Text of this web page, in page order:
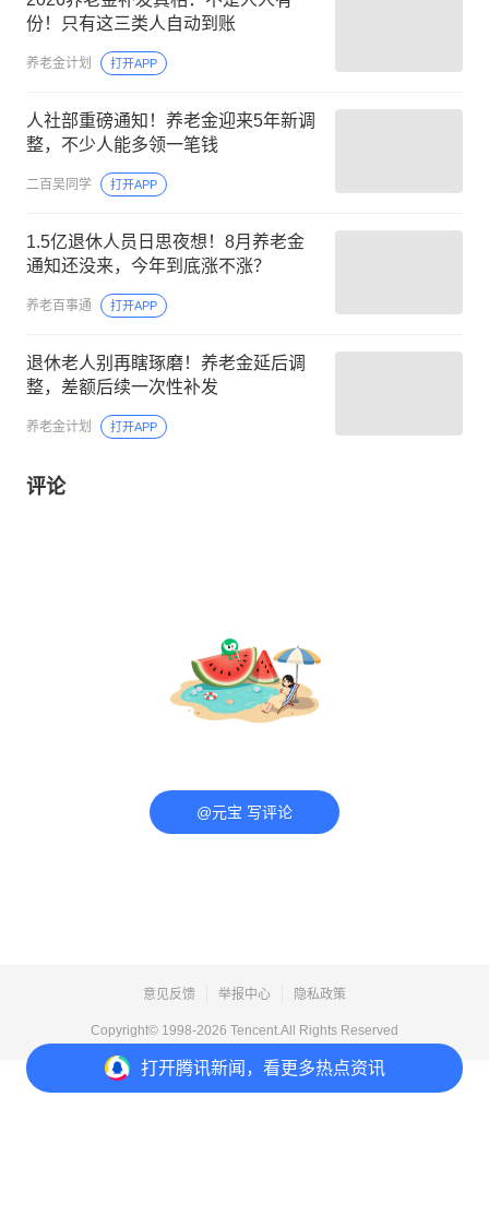
打开腾讯新闻，看更多热点资讯
份！只有这三类人自动到账
养老金计划 打开APP
人社部重磅通知！养老金迎来5年新调
整，不少人能多领一笔钱
二百吴同学 打开APP
1.5亿退休人员日思夜想！8月养老金
通知还没来，今年到底涨不涨？
养老百事通 打开APP
退休老人别再瞎琢磨！养老金延后调
整，差额后续一次性补发
养老金计划 打开APP
评论
@元宝 写评论
意见反馈 举报中心 隐私政策
Copyright© 1998-2026 Tencent.All Rights Reserved